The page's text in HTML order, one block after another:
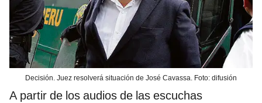
Decisión. Juez resolverá situación de José Cavassa. Foto: difusión
A partir de los audios de las escuchas